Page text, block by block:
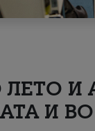
И
И